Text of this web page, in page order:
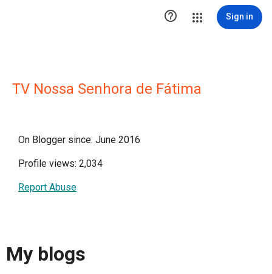
 Sign in
TV Nossa Senhora de Fátima
On Blogger since: June 2016
Profile views: 2,034
Report Abuse
My blogs